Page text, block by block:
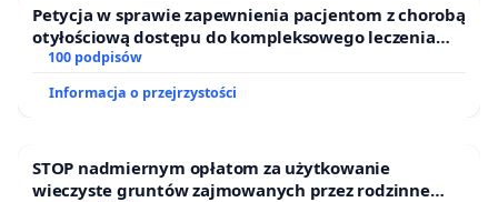
Petycja w sprawie zapewnienia pacjentom z chorobą
otyłościową dostępu do kompleksowego leczenia
oraz programów profilaktycznych.
100 podpisów
Informacja o przejrzystości
STOP nadmiernym opłatom za użytkowanie
wieczyste gruntów zajmowanych przez rodzinne